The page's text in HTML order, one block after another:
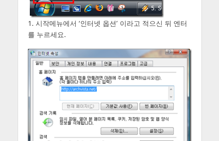
1. 시작메뉴에서 ‘인터넷 옵션’ 이라고 적으신 뒤 엔터
를 누르세요.